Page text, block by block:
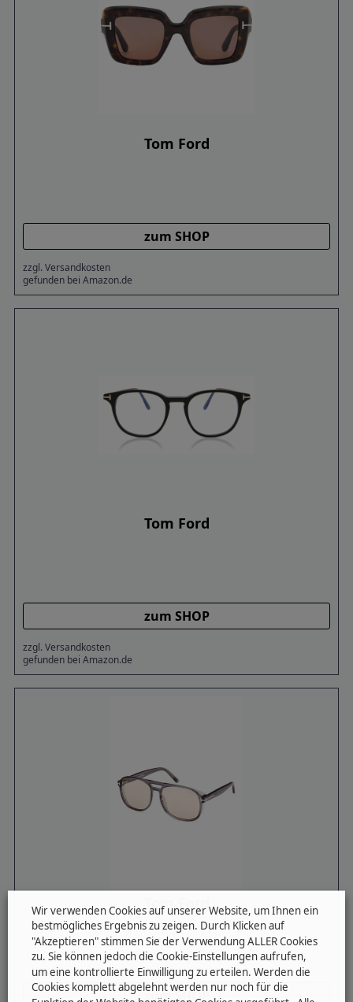
Tom Ford
zum SHOP
zzgl. Versandkosten
gefunden bei Amazon.de
Tom Ford
zum SHOP
zzgl. Versandkosten
gefunden bei Amazon.de
Tom Ford
zum SHOP
Wir verwenden Cookies auf unserer Website, um Ihnen ein
bestmögliches Ergebnis zu zeigen. Durch Klicken auf
"Akzeptieren" stimmen Sie der Verwendung ALLER Cookies
zu. Sie können jedoch die Cookie-Einstellungen aufrufen,
um eine kontrollierte Einwilligung zu erteilen. Werden die
Cookies komplett abgelehnt werden nur noch für die